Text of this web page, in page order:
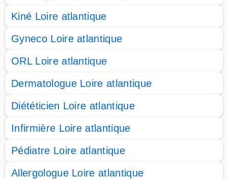
Kiné Loire atlantique
Gyneco Loire atlantique
ORL Loire atlantique
Dermatologue Loire atlantique
Diététicien Loire atlantique
Infirmière Loire atlantique
Pédiatre Loire atlantique
Allergologue Loire atlantique